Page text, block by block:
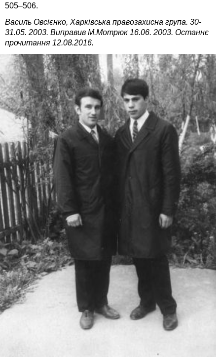
505–506.
Василь Овсієнко, Харківська правозахисна група. 30-
31.05. 2003. Виправив М.Мотрюк 16.06. 2003. Останнє
прочитання 12.08.2016.